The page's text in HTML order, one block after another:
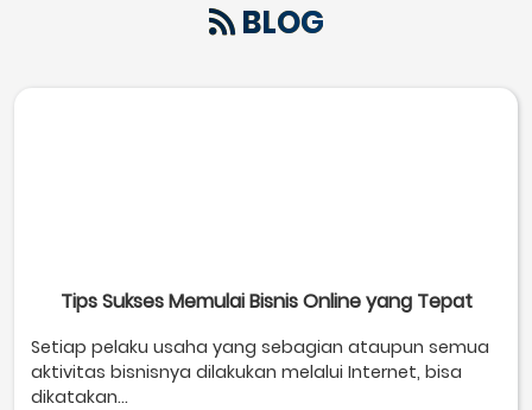
BLOG
Tips Sukses Memulai Bisnis Online yang Tepat
Setiap pelaku usaha yang sebagian ataupun semua
aktivitas bisnisnya dilakukan melalui Internet, bisa
dikatakan...